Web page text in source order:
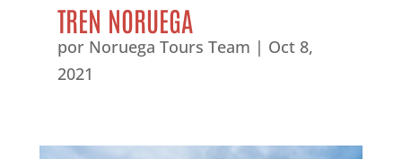
TREN NORUEGA
por Noruega Tours Team | Oct 8,
2021